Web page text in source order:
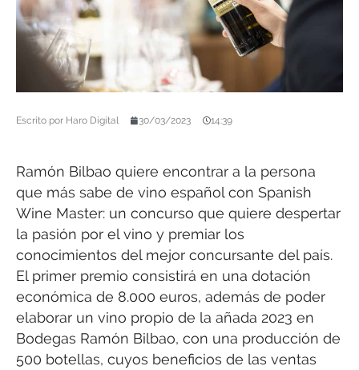
Escrito por Haro Digital 30/03/2023 14:39
Ramón Bilbao quiere encontrar a la persona
que más sabe de vino español con Spanish
Wine Master: un concurso que quiere despertar
la pasión por el vino y premiar los
conocimientos del mejor concursante del país.
El primer premio consistirá en una dotación
económica de 8.000 euros, además de poder
elaborar un vino propio de la añada 2023 en
Bodegas Ramón Bilbao, con una producción de
500 botellas, cuyos beneficios de las ventas